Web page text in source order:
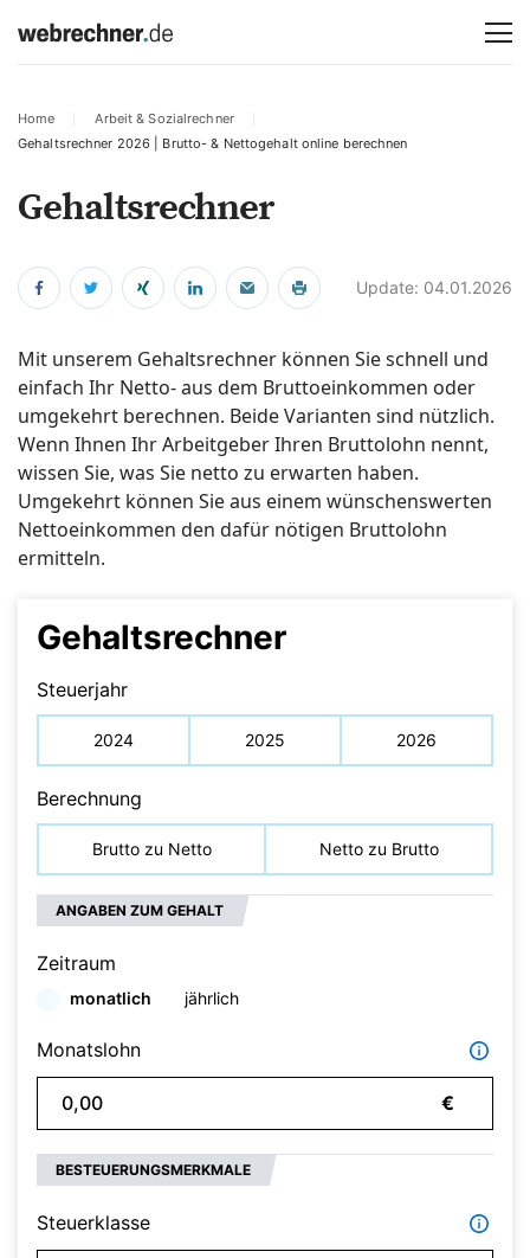
Home
Arbeit & Sozialrechner
Gehaltsrechner 2026 | Brutto- & Nettogehalt online berechnen
Gehaltsrechner
Update: 04.01.2026
Mit unserem Gehaltsrechner können Sie schnell und
einfach Ihr Netto- aus dem Bruttoeinkommen oder
umgekehrt berechnen. Beide Varianten sind nützlich.
Wenn Ihnen Ihr Arbeitgeber Ihren Bruttolohn nennt,
wissen Sie, was Sie netto zu erwarten haben.
Umgekehrt können Sie aus einem wünschenswerten
Nettoeinkommen den dafür nötigen Bruttolohn
ermitteln.
Gehaltsrechner
Steuerjahr
2024 2025 2026
Berechnung
Brutto zu Netto Netto zu Brutto
ANGABEN ZUM GEHALT
Zeitraum
monatlich jährlich
Monatslohn
€
BESTEUERUNGSMERKMALE
Steuerklasse